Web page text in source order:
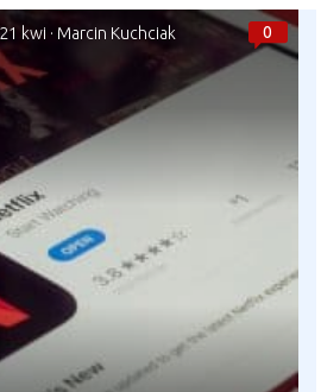
0
21 kwi · Marcin Kuchciak